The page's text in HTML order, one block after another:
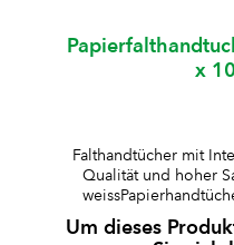
x
Falthandtücher mit
Qualität und hoher
Einzelblattentnahme,
weich mit höchster
Um dieses